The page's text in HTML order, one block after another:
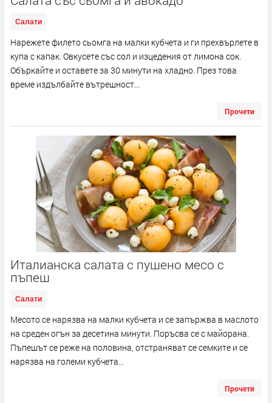
Салати
Нарежете филето сьомга на малки кубчета и ги прехвърлете в
купа с капак. Овкусете със сол и изцедения от лимона сок.
Объркайте и оставете за 30 минути на хладно. През това
време издълбайте вътрешност...
Прочети
Италианска салата с пушено месо с
пъпеш
Салати
Месото се нарязва на малки кубчета и се запържва в маслото
на среден огън за десетина минути. Поръсва се с майорана.
Пъпешът се реже на половина, отстраняват се семките и се
нарязва на големи кубчета...
Прочети